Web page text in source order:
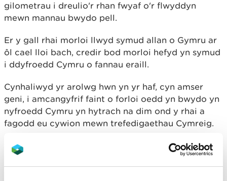
gilometrau i dreulio'r rhan fwyaf o'r flwyddyn
mewn mannau bwydo pell.
Er y gall rhai morloi llwyd symud allan o Gymru ar
ôl cael lloi bach, credir bod morloi hefyd yn symud
i ddyfroedd Cymru o fannau eraill.
Cynhaliwyd yr arolwg hwn yn yr haf, cyn amser
geni, i amcangyfrif faint o forloi oedd yn bwydo yn
nyfroedd Cymru yn hytrach na dim ond y rhai a
fagodd eu cywion mewn trefedigaethau Cymreig.
Cynghorydd Arbenigol Arweiniol ar
rywogaethau morol yn CNC: